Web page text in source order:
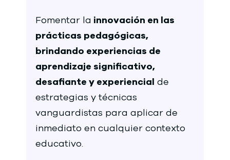
Fomentar la innovación en las
prácticas pedagógicas,
brindando experiencias de
aprendizaje significativo,
desafiante y experiencial de
estrategias y técnicas
vanguardistas para aplicar de
inmediato en cualquier contexto
educativo.